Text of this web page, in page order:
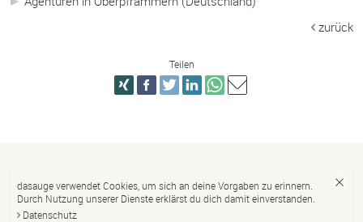
zurück
Teilen
dasauge verwendet Cookies, um sich an deine Vorgaben zu erinnern.
Durch Nutzung unserer Dienste erklärst du dich damit einverstanden.
Datenschutz